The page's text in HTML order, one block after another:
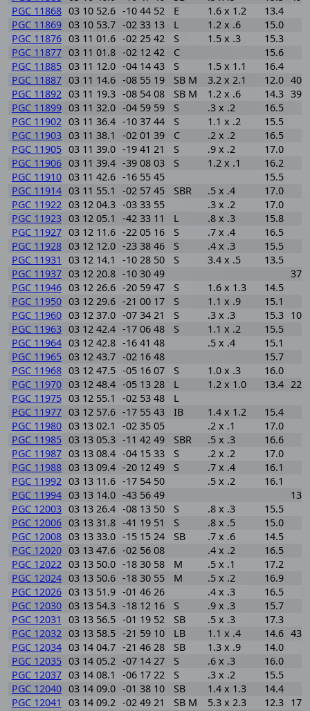
PGC 11868 03 10 52.6 -10 44 52 E 1.6 x 1.2
13.4
PGC 11869 03 10 53.7 -02 33 13 L 1.2 x .6
15.0
PGC 11876 03 11 01.6 -02 25 42 S 1.5 x .3
15.3
PGC 11877 03 11 01.8 -02 12 42 C
15.6
PGC 11885 03 11 12.0 -04 14 43 S 1.5 x 1.1
16.4
PGC 11887 03 11 14.6 -08 55 19 SB M 3.2 x 2.1 12.0
PGC 11892 03 11 19.3 -08 54 08 SB M 1.2 x .6 14.3
PGC 11899 03 11 32.0 -04 59 59 S .3 x .2
16.5
PGC 11902 03 11 36.4 -10 37 44 S 1.1 x .2
15.5
PGC 11903 03 11 38.1 -02 01 39 C .2 x .2
16.5
PGC 11905 03 11 39.0 -19 41 21 S .9 x .2
17.0
PGC 11906 03 11 39.4 -39 08 03 S 1.2 x .1
16.2
PGC 11910 03 11 42.6 -16 55 45
15.5
PGC 11914 03 11 55.1 -02 57 45 SBR .5 x .4
17.0
PGC 11922 03 12 04.3 -03 33 55 .3 x .2
17.0
PGC 11923 03 12 05.1 -42 33 11 L .8 x .3
15.8
PGC 11927 03 12 11.6 -22 05 16 S .7 x .4
16.5
PGC 11928 03 12 12.0 -23 38 46 S .4 x .3
15.5
PGC 11931
03 12 14.1 -10 28 50 S 3.4 x .5
13.5
PGC 11937 03 12 20.8 -10 30 49
PGC 11946 03 12 26.6 -20 59 47 S 1.6 x 1.3
14.5
PGC 11950 03 12 29.6 -21 00 17 S 1.1 x .9
15.1
PGC 11960 03 12 37.0 -07 34 21 S .3 x .3 15.3
PGC 11963 03 12 42.4 -17 06 48 S 1.1 x .2
15.5
PGC 11964 03 12 42.8 -16 41 48 .5 x .4
15.1
PGC 11965 03 12 43.7 -02 16 48
15.7
PGC 11968 03 12 47.5 -05 16 07 S 1.0 x .3
16.0
PGC 11970 03 12 48.4 -05 13 28 L 1.2 x 1.0 13.4
PGC 11975 03 12 55.1 -02 53 48
L
PGC 11977 03 12 57.6 -17 55 43 IB 1.4 x 1.2
15.4
PGC 11980 03 13 02.1 -02 35 05 .2 x .1
17.0
PGC 11985 03 13 05.3 -11 42 49 SBR .5 x .3
16.6
PGC 11987 03 13 08.4 -04 15 33 S .2 x .2
17.0
PGC 11988 03 13 09.4 -20 12 49 S .7 x .4
16.1
PGC 11992 03 13 11.6 -17 54 50 .5 x .2
16.1
PGC 11994 03 13 14.0 -43 56 49
PGC 12003 03 13 26.4 -08 13 50 S .8 x .3
15.5
PGC 12006 03 13 31.8 -41 19 51 S .8 x .5
15.0
PGC 12008 03 13 33.0 -15 15 24 SB .7 x .6
14.5
PGC 12020 03 13 47.6 -02 56 08 .4 x .2
16.5
PGC 12022 03 13 50.0 -18 30 58 M .5 x .1
17.2
PGC 12024 03 13 50.6 -18 30 55 M .5 x .2
16.9
PGC 12026 03 13 51.9 -01 46 26 .4 x .3
16.5
PGC 12030 03 13 54.3 -18 12 16 S .9 x .3
15.7
PGC 12031
03 13 56.5 -01 19 52 SB .5 x .3
17.3
PGC 12032 03 13 58.5 -21 59 10 LB 1.1 x .4 14.6
PGC 12034 03 14 04.7 -21 46 28 SB 1.3 x .9
14.0
PGC 12035 03 14 05.2 -07 14 27 S .6 x .3
16.0
PGC 12037 03 14 08.1 -06 17 22 S .3 x .2
15.5
PGC 12040 03 14 09.0 -01 38 10 SB 1.4 x 1.3
14.4
PGC 12041
03 14 09.2 -02 49 21 SB M 5.3 x 2.3 12.3